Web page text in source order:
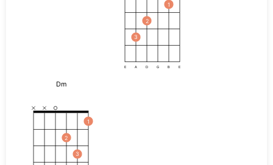
3
2
1
E A D G B E
Dm
2
3
1